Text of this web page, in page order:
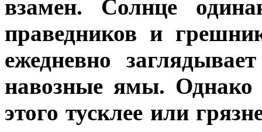
взамен. Солнце
праведников и
ежедневно
навозные ямы. Однако
этого тусклее или